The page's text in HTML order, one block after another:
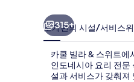
315+
소개편의 시설/서비스
카쿨 빌라 & 스위트에
인도네시아 요리 전문
설과 서비스가 갖춰져